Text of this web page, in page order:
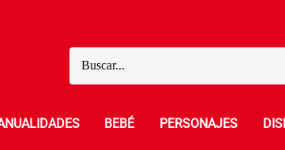
BEBÉ PERSONAJES